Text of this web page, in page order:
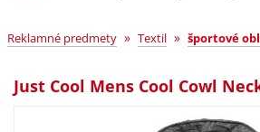
Reklamné predmety » Textil » športové
Just Cool Mens Cool Cowl